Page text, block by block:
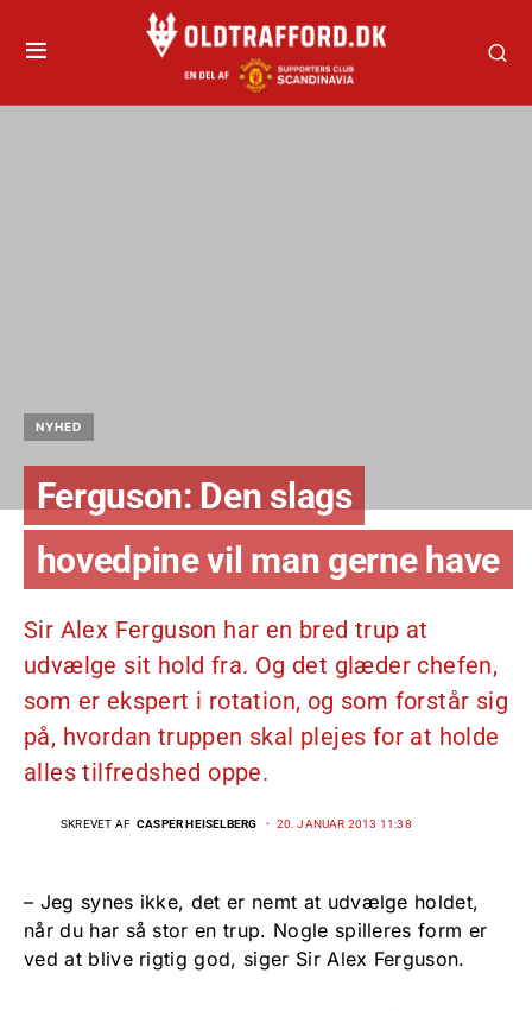
NYHED
Ferguson: Den slags
hovedpine vil man gerne have
Sir Alex Ferguson har en bred trup at
udvælge sit hold fra. Og det glæder chefen,
som er ekspert i rotation, og som forstår sig
på, hvordan truppen skal plejes for at holde
alles tilfredshed oppe.
SKREVET AF CASPER HEISELBERG 20. JANUAR 2013 11:38
– Jeg synes ikke, det er nemt at udvælge holdet,
når du har så stor en trup. Nogle spilleres form er
ved at blive rigtig god, siger Sir Alex Ferguson.